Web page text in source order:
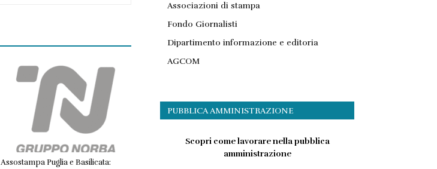
Assostampa Puglia e Basilicata:
Associazioni di stampa
Fondo Giornalisti
Dipartimento informazione e editoria
AGCOM
PUBBLICA AMMINISTRAZIONE
Scopri come lavorare nella pubblica
amministrazione